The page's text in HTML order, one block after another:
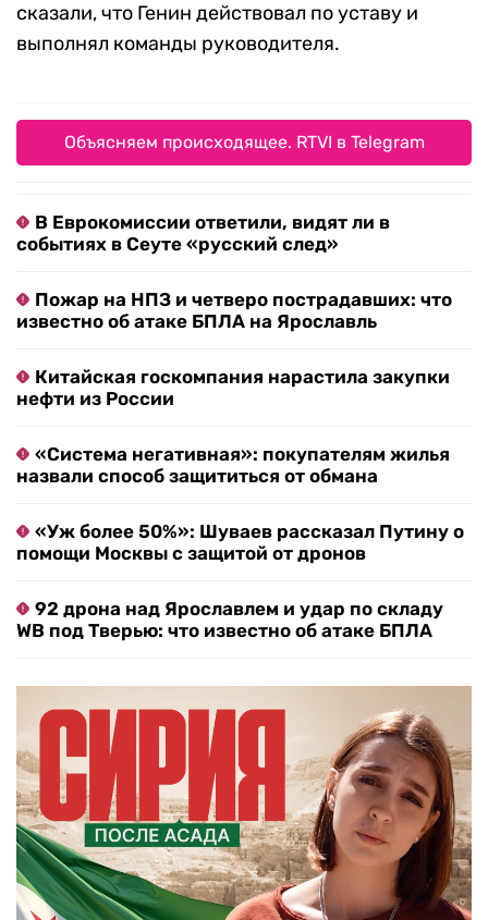
сказали, что Генин действовал по уставу и
выполнял команды руководителя.
Объясняем происходящее. RTVI в Telegram
В Еврокомиссии ответили, видят ли в
событиях в Сеуте «русский след»
Пожар на НПЗ и четверо пострадавших: что
известно об атаке БПЛА на Ярославль
Китайская госкомпания нарастила закупки
нефти из России
«Система негативная»: покупателям жилья
назвали способ защититься от обмана
«Уж более 50%»: Шуваев рассказал Путину о
помощи Москвы с защитой от дронов
92 дрона над Ярославлем и удар по складу
WB под Тверью: что известно об атаке БПЛА